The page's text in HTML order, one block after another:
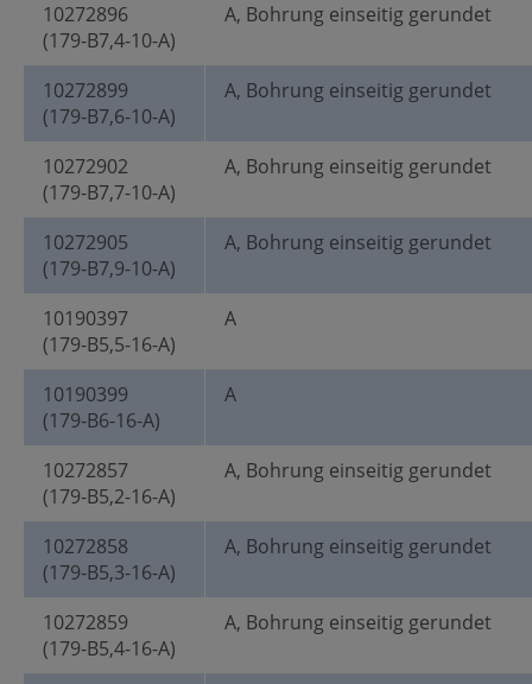
10272896
(179-B7,4-10-A)
A, Bohrung einseitig gerundet
10272899
(179-B7,6-10-A)
A, Bohrung einseitig gerundet
10272902
(179-B7,7-10-A)
A, Bohrung einseitig gerundet
10272905
(179-B7,9-10-A)
A, Bohrung einseitig gerundet
10190397
(179-B5,5-16-A)
A
10190399
(179-B6-16-A)
A
10272857
(179-B5,2-16-A)
A, Bohrung einseitig gerundet
10272858
(179-B5,3-16-A)
A, Bohrung einseitig gerundet
10272859
(179-B5,4-16-A)
A, Bohrung einseitig gerundet